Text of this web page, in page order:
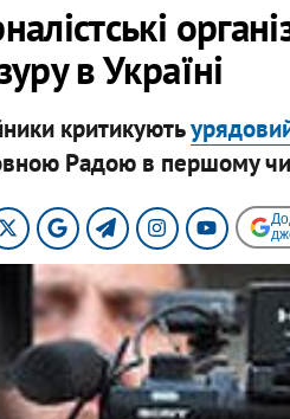
в Україні
критикують
Радою в першому